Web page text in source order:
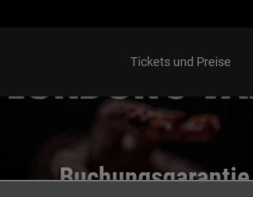
Tickets und Preise
Buchungsgarantie